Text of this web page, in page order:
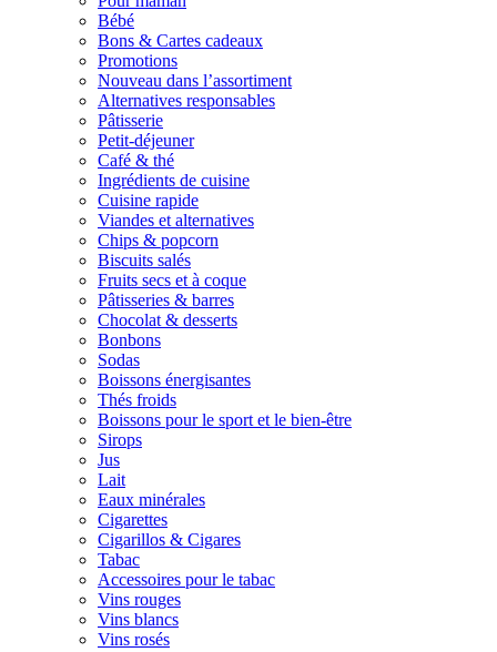
Bébé
Bons & Cartes cadeaux
Promotions
Nouveau dans l’assortiment
Alternatives responsables
Pâtisserie
Petit-déjeuner
Café & thé
Ingrédients de cuisine
Cuisine rapide
Viandes et alternatives
Chips & popcorn
Biscuits salés
Fruits secs et à coque
Pâtisseries & barres
Chocolat & desserts
Bonbons
Sodas
Boissons énergisantes
Thés froids
Boissons pour le sport et le bien-être
Sirops
Jus
Lait
Eaux minérales
Cigarettes
Cigarillos & Cigares
Tabac
Accessoires pour le tabac
Vins rouges
Vins blancs
Vins rosés